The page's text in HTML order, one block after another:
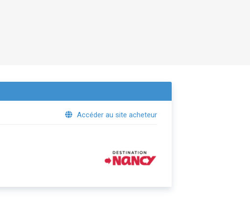
Accéder au site acheteur